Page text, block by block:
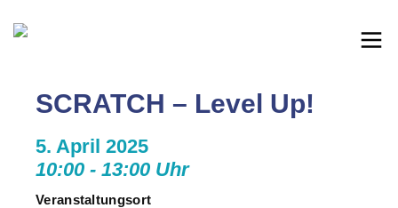
SCRATCH – Level Up!
5. April 2025
10:00 - 13:00 Uhr
Veranstaltungsort